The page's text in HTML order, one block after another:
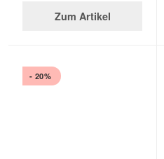
Zum Artikel
- 20%